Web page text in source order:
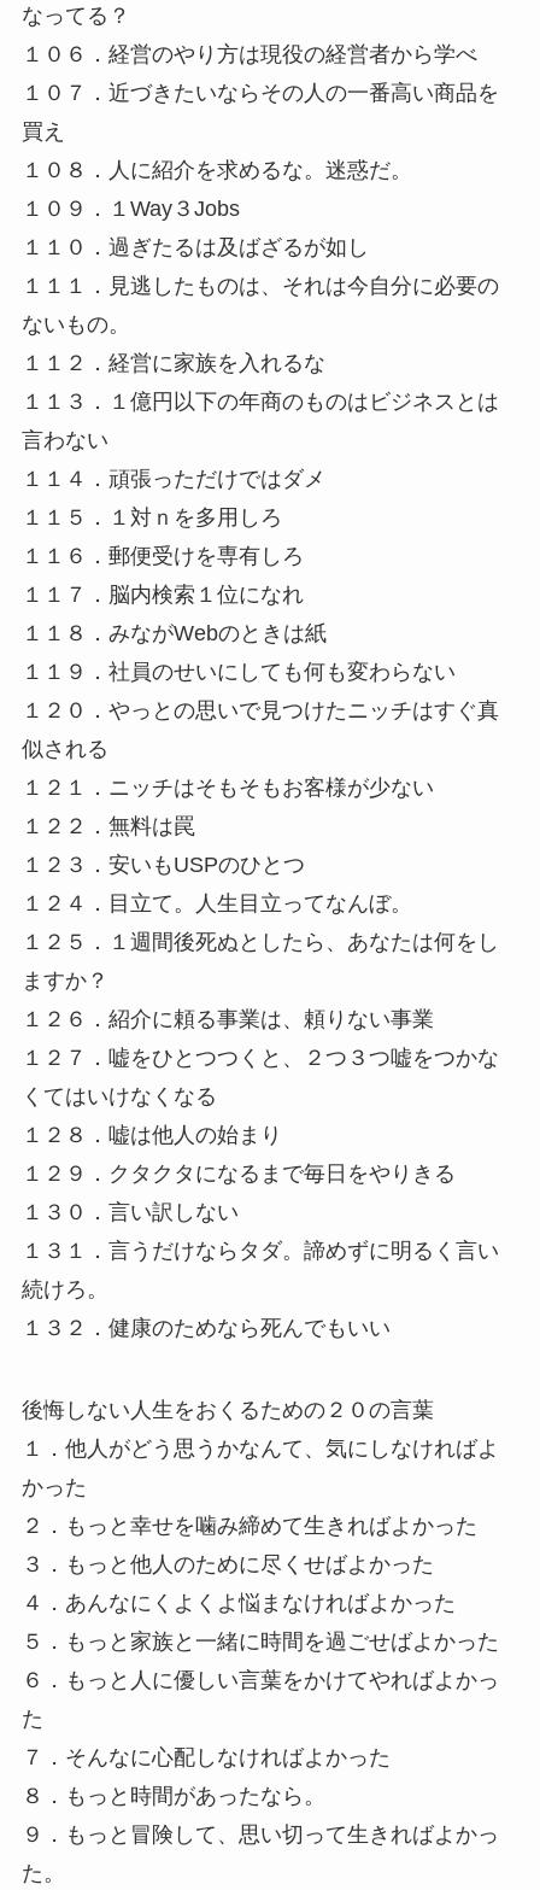
なってる？
１０６．経営のやり方は現役の経営者から学べ
１０７．近づきたいならその人の一番高い商品を
買え
１０８．人に紹介を求めるな。迷惑だ。
１０９．１Way３Jobs
１１０．過ぎたるは及ばざるが如し
１１１．見逃したものは、それは今自分に必要の
ないもの。
１１２．経営に家族を入れるな
１１３．１億円以下の年商のものはビジネスとは
言わない
１１４．頑張っただけではダメ
１１５．１対ｎを多用しろ
１１６．郵便受けを専有しろ
１１７．脳内検索１位になれ
１１８．みながWebのときは紙
１１９．社員のせいにしても何も変わらない
１２０．やっとの思いで見つけたニッチはすぐ真
似される
１２１．ニッチはそもそもお客様が少ない
１２２．無料は罠
１２３．安いもUSPのひとつ
１２４．目立て。人生目立ってなんぼ。
１２５．１週間後死ぬとしたら、あなたは何をし
ますか？
１２６．紹介に頼る事業は、頼りない事業
１２７．嘘をひとつつくと、２つ３つ嘘をつかな
くてはいけなくなる
１２８．嘘は他人の始まり
１２９．クタクタになるまで毎日をやりきる
１３０．言い訳しない
１３１．言うだけならタダ。諦めずに明るく言い
続けろ。
１３２．健康のためなら死んでもいい
後悔しない人生をおくるための２０の言葉
１．他人がどう思うかなんて、気にしなければよ
かった
２．もっと幸せを噛み締めて生きればよかった
３．もっと他人のために尽くせばよかった
４．あんなにくよくよ悩まなければよかった
５．もっと家族と一緒に時間を過ごせばよかった
６．もっと人に優しい言葉をかけてやればよかっ
た
７．そんなに心配しなければよかった
８．もっと時間があったなら。
９．もっと冒険して、思い切って生きればよかっ
た。